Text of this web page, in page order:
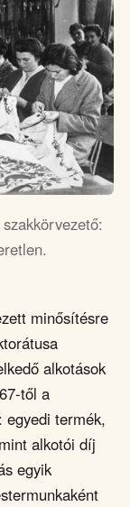
minősítésre
alkotások
től a
egyedi termék,
alkotói díj
egyik